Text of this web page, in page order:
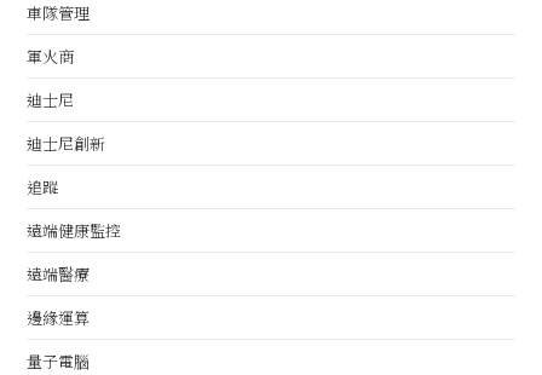
車隊管理
軍火商
迪士尼
迪士尼創新
追蹤
遠端健康監控
遠端醫療
邊緣運算
量子電腦